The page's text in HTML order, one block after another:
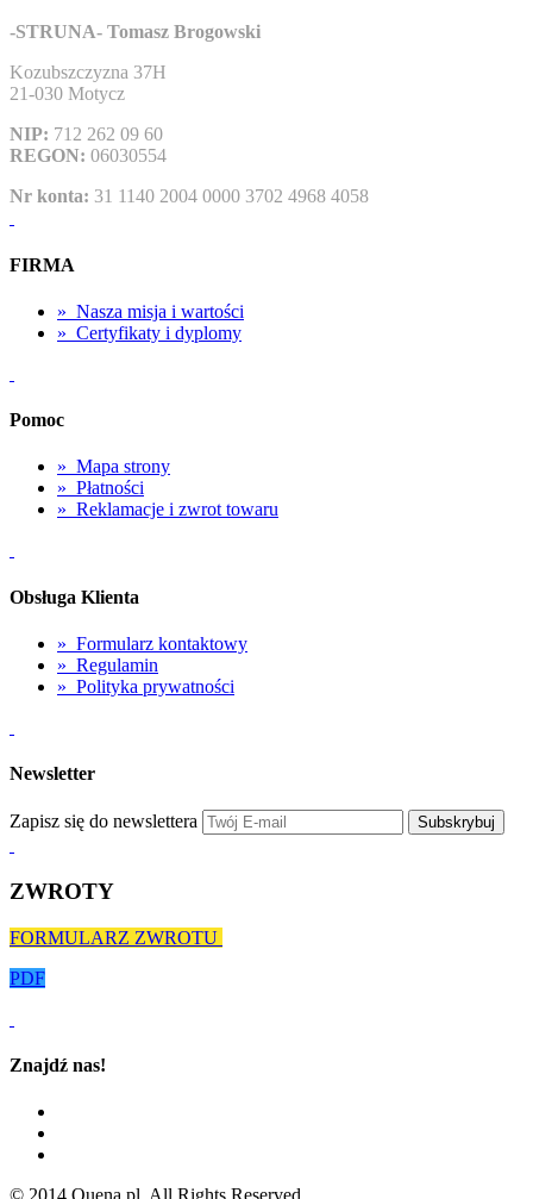
-STRUNA- Tomasz Brogowski
Kozubszczyzna 37H
21-030 Motycz
NIP: 712 262 09 60
REGON: 06030554
Nr konta: 31 1140 2004 0000 3702 4968 4058
FIRMA
» Nasza misja i wartości
» Certyfikaty i dyplomy
Pomoc
» Mapa strony
» Płatności
» Reklamacje i zwrot towaru
Obsługa Klienta
» Formularz kontaktowy
» Regulamin
» Polityka prywatności
Newsletter
Zapisz się do newslettera Subskrybuj
ZWROTY
FORMULARZ ZWROTU
PDF
Znajdź nas!